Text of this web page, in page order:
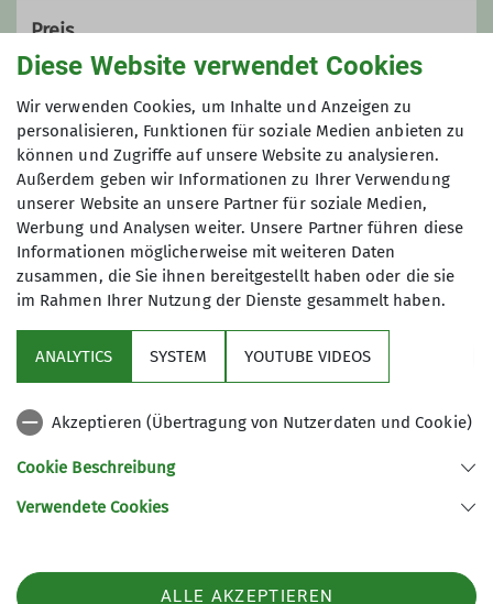
Preis
Maximale Teilnehmeranzahl
3
Sektion
Aktuelles
Sektion Göttingen des Deutschen Alpenvereins e.V.
Diese Website verwendet Cookies
Wir verwenden Cookies, um Inhalte und Anzeigen zu
personalisieren, Funktionen für soziale Medien anbieten zu
können und Zugriffe auf unsere Website zu analysieren.
Außerdem geben wir Informationen zu Ihrer Verwendung
unserer Website an unsere Partner für soziale Medien,
Werbung und Analysen weiter. Unsere Partner führen diese
Informationen möglicherweise mit weiteren Daten
zusammen, die Sie ihnen bereitgestellt haben oder die sie
im Rahmen Ihrer Nutzung der Dienste gesammelt haben.
ANALYTICS SYSTEM YOUTUBE VIDEOS
Akzeptieren (Übertragung von Nutzerdaten und Cookie)
Cookie Beschreibung
Verwendete Cookies
ALLE AKZEPTIEREN